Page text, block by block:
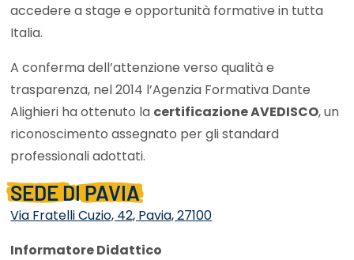
accedere a stage e opportunità formative in tutta
Italia.
A conferma dell’attenzione verso qualità e
trasparenza, nel 2014 l’Agenzia Formativa Dante
Alighieri ha ottenuto la certificazione AVEDISCO, un
riconoscimento assegnato per gli standard
professionali adottati.
SEDE DI PAVIA
Via Fratelli Cuzio, 42, Pavia, 27100
Informatore Didattico